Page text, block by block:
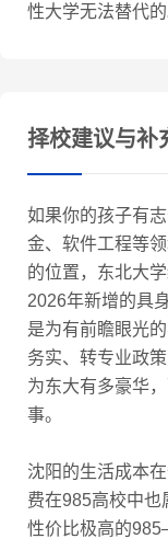
性大学无法替代的
择校建议与补
如果你的孩子有
金、软件工程等
的位置，东北大
2026年新增的具
是为有前瞻眼光
务实、转专业政
为东大有多豪华
事。
沈阳的生活成本
费在985高校中也
性价比极高的